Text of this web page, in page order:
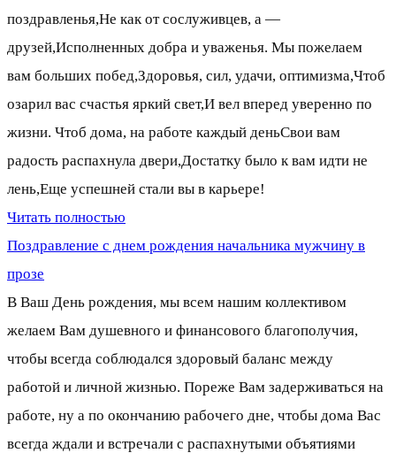
поздравленья,Не как от сослуживцев, а —
друзей,Исполненных добра и уваженья. Мы пожелаем
вам больших побед,Здоровья, сил, удачи, оптимизма,Чтоб
озарил вас счастья яркий свет,И вел вперед уверенно по
жизни. Чтоб дома, на работе каждый деньСвои вам
радость распахнула двери,Достатку было к вам идти не
лень,Еще успешней стали вы в карьере!
Читать полностью
Поздравление с днем рождения начальника мужчину в
прозе
В Ваш День рождения, мы всем нашим коллективом
желаем Вам душевного и финансового благополучия,
чтобы всегда соблюдался здоровый баланс между
работой и личной жизнью. Пореже Вам задерживаться на
работе, ну а по окончанию рабочего дне, чтобы дома Вас
всегда ждали и встречали с распахнутыми объятиями